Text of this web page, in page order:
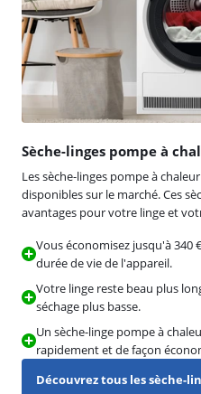
Sèche-linges pompe à
Les sèche-linges pompe à
disponibles sur le marché. Ces
avantages pour votre linge et
Vous économisez jusqu'à 340
durée de vie de l'appareil.
Votre linge reste beau plus
séchage plus basse.
Un sèche-linge pompe à
rapidement et de façon
Découvrez tous les sèche-